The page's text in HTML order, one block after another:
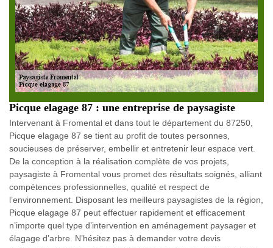
Picque elagage 87 : une entreprise de paysagiste
Intervenant à Fromental et dans tout le département du 87250,
Picque elagage 87 se tient au profit de toutes personnes,
soucieuses de préserver, embellir et entretenir leur espace vert.
De la conception à la réalisation complète de vos projets,
paysagiste à Fromental vous promet des résultats soignés, alliant
compétences professionnelles, qualité et respect de
l’environnement. Disposant les meilleurs paysagistes de la région,
Picque elagage 87 peut effectuer rapidement et efficacement
n’importe quel type d’intervention en aménagement paysager et
élagage d’arbre. N’hésitez pas à demander votre devis